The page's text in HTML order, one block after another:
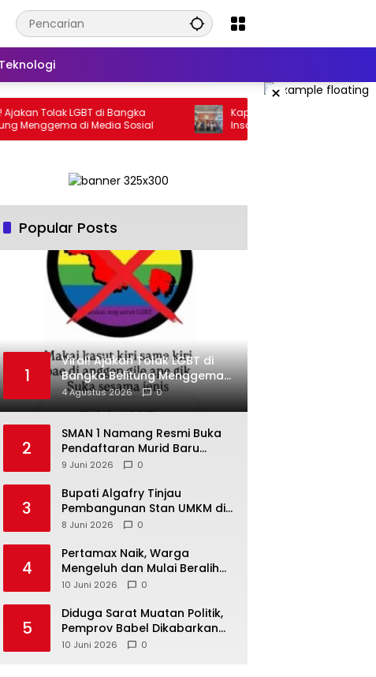
Teknologi
×
LGBT di Bangka
di Media Sosial
‎Kapolres Bateng Perkuat Sinergi
Insan Media, Dorong Penyebaran
Informasi Akurat dan Layanan Polri 110
Popular Posts
1
Viral! Ajakan Tolak LGBT di
Bangka Belitung Menggema
di Media Sosial
4 Agustus 2026 0
2
SMAN 1 Namang Resmi Buka
Pendaftaran Murid Baru
2026/2027
9 Juni 2026 0
3
‎Bupati Algafry Tinjau
Pembangunan Stan UMKM di
Pelangi Sawah Namang,
Lokal Kian Tertata
8 Juni 2026 0
4
‎Pertamax Naik, Warga
Mengeluh dan Mulai Beralih
ke Pertalite Meski Harus Antre
10 Juni 2026 0
5
‎Diduga Sarat Muatan Politik,
Pemprov Babel Dikabarkan
Lakukan Rotasi Besar-
10 Juni 2026 0